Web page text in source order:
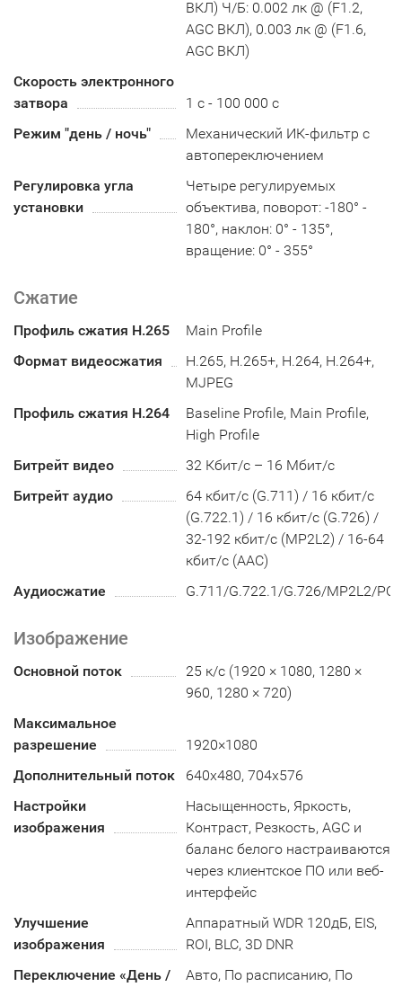
ВКЛ) Ч/Б: 0.002 лк @ (F1.2,
AGC ВКЛ), 0.003 лк @ (F1.6,
AGC ВКЛ)
Скорость электронного
затвора
1 с - 100 000 с
Режим "день / ночь"
Механический ИК-фильтр с
автопереключением
Регулировка угла
установки
Четыре регулируемых
объектива, поворот: -180° -
180°, наклон: 0° - 135°,
вращение: 0° - 355°
Сжатие
Профиль сжатия H.265
Main Profile
Формат видеосжатия
H.265, H.265+, H.264, H.264+,
MJPEG
Профиль сжатия H.264
Baseline Profile, Main Profile,
High Profile
Битрейт видео
32 Кбит/с – 16 Мбит/с
Битрейт аудио
64 кбит/с (G.711) / 16 кбит/с
(G.722.1) / 16 кбит/с (G.726) /
32-192 кбит/с (MP2L2) / 16-64
кбит/с (AAC)
Аудиосжатие
G.711/G.722.1/G.726/MP2L2/
Изображение
Основной поток
25 к/с (1920 × 1080, 1280 ×
960, 1280 × 720)
Максимальное
разрешение
1920×1080
Дополнительный поток
640x480, 704x576
Настройки
изображения
Насыщенность, Яркость,
Контраст, Резкость, AGC и
баланс белого настраиваются
через клиентское ПО или веб-
интерфейс
Улучшение
изображения
Аппаратный WDR 120дБ, EIS,
ROI, BLC, 3D DNR
Переключение «День /
Авто, По расписанию, По